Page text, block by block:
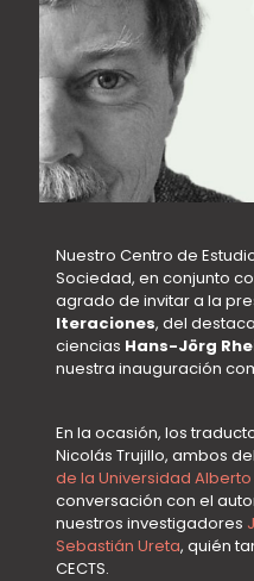
Nuestro Centro de
Sociedad, en conjunto
agrado de invitar a la
Iteraciones, del
ciencias Hans-Jörg
nuestra inauguración
En la ocasión, los
Nicolás Trujillo, ambos del
de la Universidad
conversación con el
nuestros investigadores
Sebastián Ureta, quién
CECTS.